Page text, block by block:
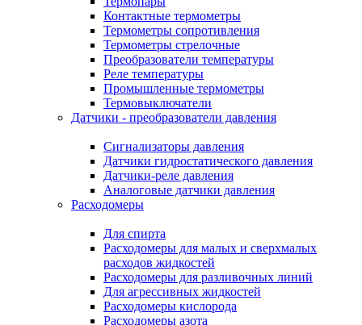
Контактные термометры
Термометры сопротивления
Термометры стрелочные
Преобразователи температуры
Реле температуры
Промышленные термометры
Термовыключатели
Датчики - преобразователи давления
Сигнализаторы давления
Датчики гидростатического давления
Датчики-реле давления
Аналоговые датчики давления
Расходомеры
Для спирта
Расходомеры для малых и сверхмалых
расходов жидкостей
Расходомеры для разливочных линий
Для агрессивных жидкостей
Расходомеры кислорода
Расходомеры азота